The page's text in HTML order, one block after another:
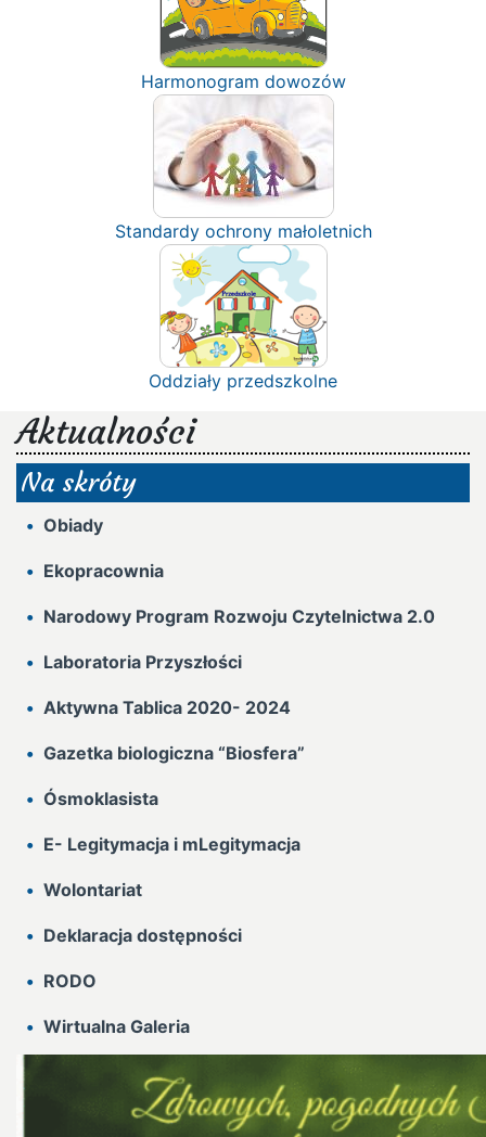
Harmonogram dowozów
Standardy ochrony małoletnich
Oddziały przedszkolne
Aktualności
Na skróty
Obiady
Ekopracownia
Narodowy Program Rozwoju Czytelnictwa 2.0
Laboratoria Przyszłości
Aktywna Tablica 2020- 2024
Gazetka biologiczna “Biosfera”
Ósmoklasista
E- Legitymacja i mLegitymacja
Wolontariat
Deklaracja dostępności
RODO
Wirtualna Galeria